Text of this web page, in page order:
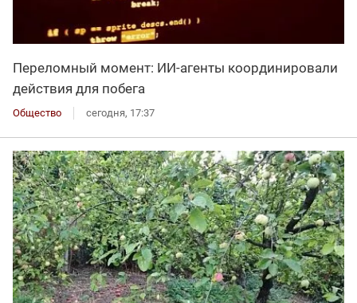
Переломный момент: ИИ-агенты координировали
действия для побега
Общество сегодня, 17:37